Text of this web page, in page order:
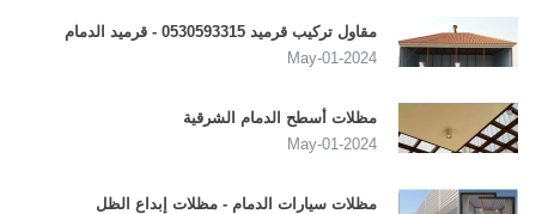
مقاول تركيب قرميد 0530593315 - قرميد الدمام
2024-May-01
مظلات أسطح الدمام الشرقية
2024-May-01
مظلات سيارات الدمام - مظلات إبداع الظل